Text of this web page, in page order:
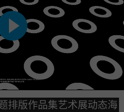
排版作品集艺术展动态海